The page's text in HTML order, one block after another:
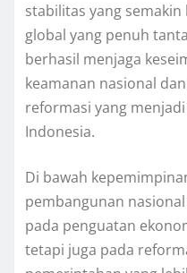
stabilitas yang
global yang penuh
berhasil menjaga
keamanan nasional
reformasi yang
Indonesia.
Di bawah
pembangunan
pada penguatan
tetapi juga pada